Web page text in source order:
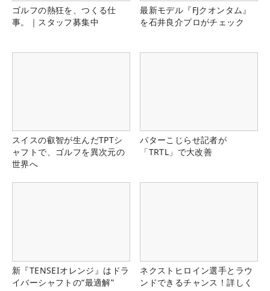
ゴルフの熱狂を、つくる仕
事。｜スタッフ募集中
最新モデル『FJクオンタム』
を石井良介プロがチェック
スイスの叡智が生んだTPTシ
ャフトで、ゴルフを異次元の
世界へ
パターこじらせ記者が
「TRTL」で大改善
新『TENSEIオレンジ』はドラ
イバーシャフトの“最適解”
ネクストヒロイン選手とラウ
ンドできるチャンス！詳しく